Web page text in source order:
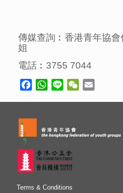
傳媒查詢︰香港青年協
姐
電話︰3755 7044
FacebookWhatsApp
Line WeChat
Terms & Conditions